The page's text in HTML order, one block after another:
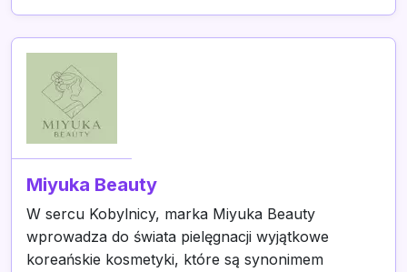
Miyuka Beauty
W sercu Kobylnicy, marka Miyuka Beauty
wprowadza do świata pielęgnacji wyjątkowe
koreańskie kosmetyki, które są synonimem